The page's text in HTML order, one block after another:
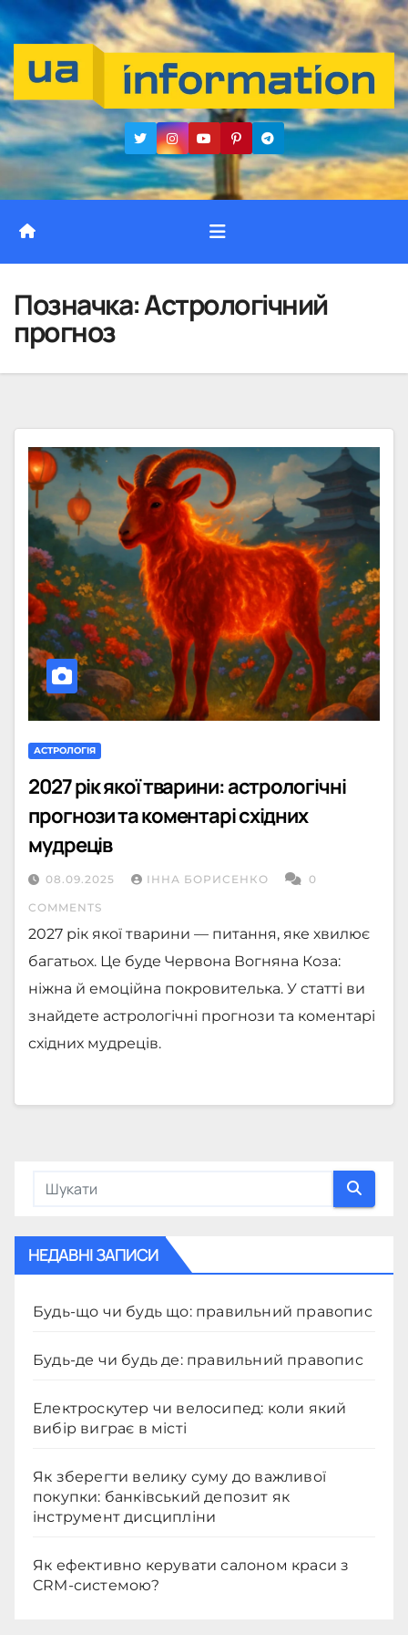
Перейти
до
вмісту
Позначка:Астрологічний
прогноз
АСТРОЛОГІЯ
2027 рік якої тварини: астрологічні
прогнози та коментарі східних
мудреців
08.09.2025 ІННА БОРИСЕНКО 0
COMMENTS
2027 рік якої тварини — питання, яке хвилює
багатьох. Це буде Червона Вогняна Коза:
ніжна й емоційна покровителька. У статті ви
знайдете астрологічні прогнози та коментарі
східних мудреців.
НЕДАВНІ ЗАПИСИ
Будь-що чи будь що: правильний правопис
Будь-де чи будь де: правильний правопис
Електроскутер чи велосипед: коли який
вибір виграє в місті
Як зберегти велику суму до важливої
покупки: банківський депозит як
інструмент дисципліни
Як ефективно керувати салоном краси з
CRM-системою?